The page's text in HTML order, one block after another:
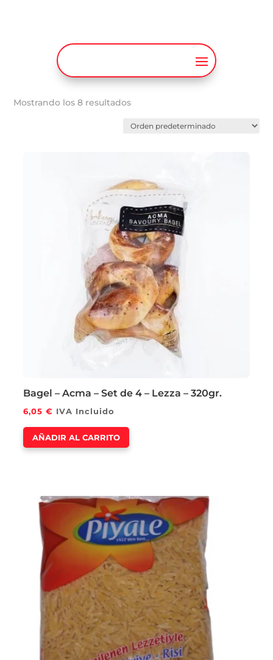
Mostrando los 8 resultados
Bagel – Acma – Set de 4 – Lezza – 320gr.
6,05€ IVA Incluido
AÑADIR AL CARRITO